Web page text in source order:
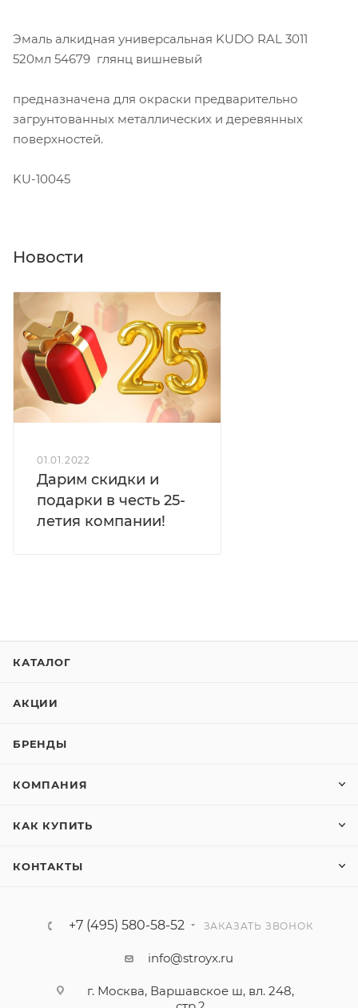
Эмаль алкидная универсальная KUDO RAL 3011
520мл 54679 глянц вишневый
предназначена для окраски предварительно
загрунтованных металлических и деревянных
поверхностей.
KU-10045
Новости
01.01.2022
Дарим скидки и
подарки в честь 25-
летия компании!
КАТАЛОГ
АКЦИИ
БРЕНДЫ
КОМПАНИЯ
КАК КУПИТЬ
КОНТАКТЫ
+7 (495) 580-58-52 ЗАКАЗАТЬ ЗВОНОК
info@stroyx.ru
г. Москва, Варшавское ш, вл. 248,